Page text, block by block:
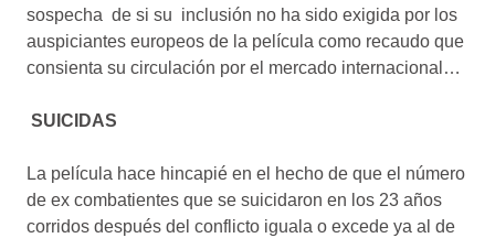
sospecha de si su inclusión no ha sido exigida por los
auspiciantes europeos de la película como recaudo que
consienta su circulación por el mercado internacional…
SUICIDAS
La película hace hincapié en el hecho de que el número
de ex combatientes que se suicidaron en los 23 años
corridos después del conflicto iguala o excede ya al de